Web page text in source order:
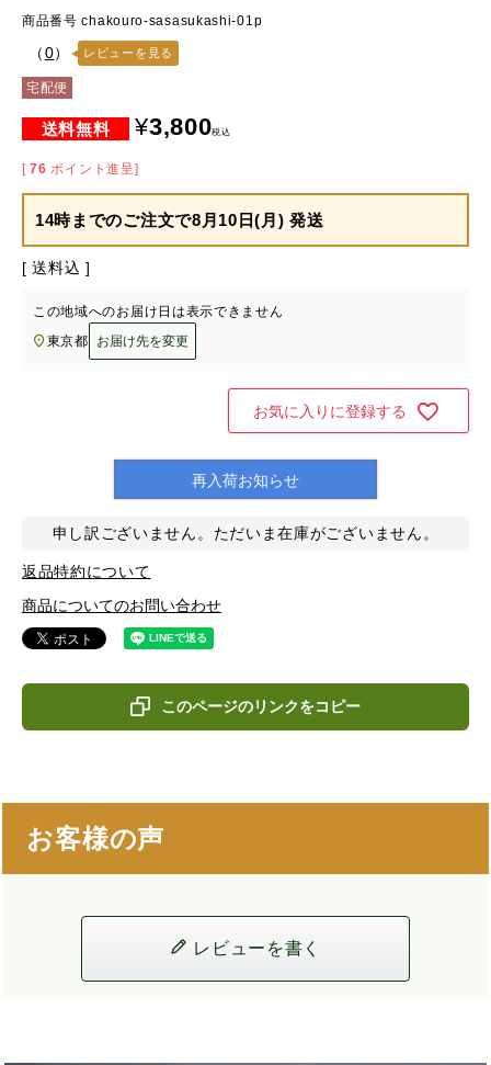
商品番号 chakouro-sasasukashi-01p
（0） レビューを見る
宅配便
¥3,800税込
[ 76 ポイント進呈]
14時までのご注文で8月10日(月) 発送
送料込
この地域へのお届け日は表示できません
東京都
お届け先を変更
お気に入りに登録する
再入荷お知らせ
申し訳ございません。ただいま在庫がございません。
返品特約について
商品についてのお問い合わせ
このページのリンクをコピー
お客様の声
レビューを書く